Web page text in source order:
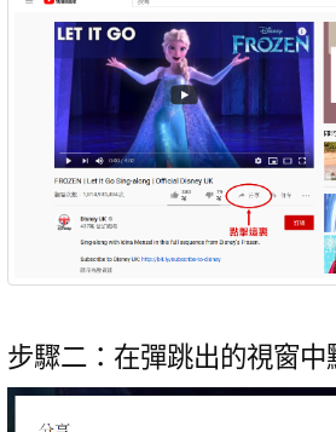
步驟二：在彈跳出的視窗中